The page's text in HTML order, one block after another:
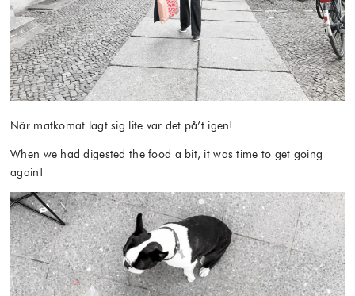
När matkomat lagt sig lite var det på’t igen!
When we had digested the food a bit, it was time to get going
again!